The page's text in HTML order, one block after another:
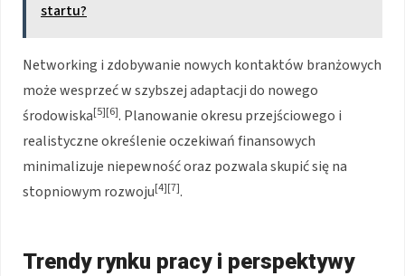
startu?
Networking i zdobywanie nowych kontaktów branżowych
może wesprzeć w szybszej adaptacji do nowego
środowiska[5][6]. Planowanie okresu przejściowego i
realistyczne określenie oczekiwań finansowych
minimalizuje niepewność oraz pozwala skupić się na
stopniowym rozwoju[4][7].
Trendy rynku pracy i perspektywy